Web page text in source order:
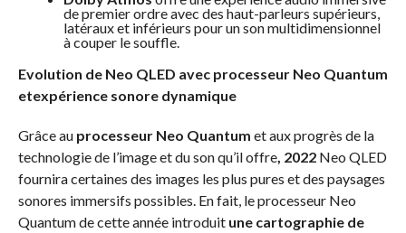
de premier ordre avec des haut-parleurs supérieurs,
latéraux et inférieurs pour un son multidimensionnel
à couper le souffle.
Evolution de Neo QLED avec processeur Neo Quantum
etexpérience sonore dynamique
Grâce au processeur Neo Quantum et aux progrès de la
technologie de l’image et du son qu’il offre, 2022Neo QLED
fournira certaines des images les plus pures et des paysages
sonores immersifs possibles. En fait, le processeur Neo
Quantum de cette année introduit une cartographie de